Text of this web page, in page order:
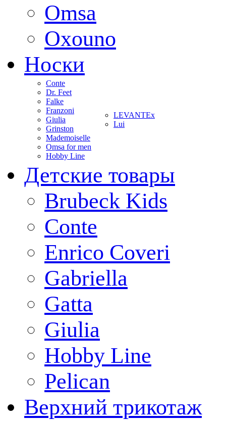
Omsa
Oxouno
Носки
Conte
Dr. Feet
Falke
Franzoni
Giulia
Grinston
Mademoiselle
Omsa for men
Hobby Line
LEVANTEx
Lui
Детские товары
Brubeck Kids
Conte
Enrico Coveri
Gabriella
Gatta
Giulia
Hobby Line
Pelican
Верхний трикотаж